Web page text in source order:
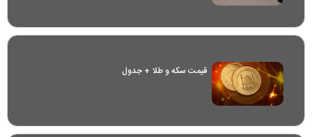
قیمت سکه و طلا + جدول